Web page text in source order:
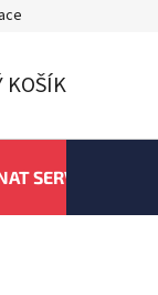
KOŠÍK
SERVIS